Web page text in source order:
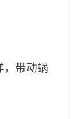
带动蜗